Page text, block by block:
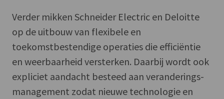
Verder mikken Schneider Electric en Deloitte
op de uitbouw van flexibele en
toekomstbestendige operaties die efficiëntie
en weerbaarheid versterken. Daarbij wordt ook
expliciet aandacht besteed aan veranderings-
management zodat nieuwe technologie en